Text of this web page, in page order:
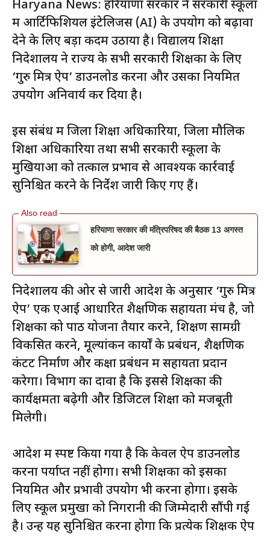
Haryana News: हरियाणा सरकार ने सरकारी स्कूलों
में आर्टिफिशियल इंटेलिजेंस (AI) के उपयोग को बढ़ावा
देने के लिए बड़ा कदम उठाया है। विद्यालय शिक्षा
निदेशालय ने राज्य के सभी सरकारी शिक्षकों के लिए
‘गुरु मित्र ऐप’ डाउनलोड करना और उसका नियमित
उपयोग अनिवार्य कर दिया है।
इस संबंध में जिला शिक्षा अधिकारियों, जिला मौलिक
शिक्षा अधिकारियों तथा सभी सरकारी स्कूलों के
मुखियाओं को तत्काल प्रभाव से आवश्यक कार्रवाई
सुनिश्चित करने के निर्देश जारी किए गए हैं।
हरियाणा सरकार की मंत्रिपरिषद की बैठक 13 अगस्त
को होगी, आदेश जारी
निदेशालय की ओर से जारी आदेश के अनुसार ‘गुरु मित्र
ऐप’ एक एआई आधारित शैक्षणिक सहायता मंच है, जो
शिक्षकों को पाठ योजना तैयार करने, शिक्षण सामग्री
विकसित करने, मूल्यांकन कार्यों के प्रबंधन, शैक्षणिक
कंटेंट निर्माण और कक्षा प्रबंधन में सहायता प्रदान
करेगा। विभाग का दावा है कि इससे शिक्षकों की
कार्यक्षमता बढ़ेगी और डिजिटल शिक्षा को मजबूती
मिलेगी।
आदेश में स्पष्ट किया गया है कि केवल ऐप डाउनलोड
करना पर्याप्त नहीं होगा। सभी शिक्षकों को इसका
नियमित और प्रभावी उपयोग भी करना होगा। इसके
लिए स्कूल प्रमुखों को निगरानी की जिम्मेदारी सौंपी गई
है। उन्हें यह सुनिश्चित करना होगा कि प्रत्येक शिक्षक ऐप